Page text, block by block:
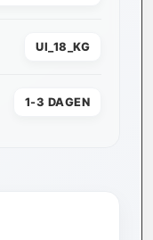
UI_18_KG
1-3 DAGEN